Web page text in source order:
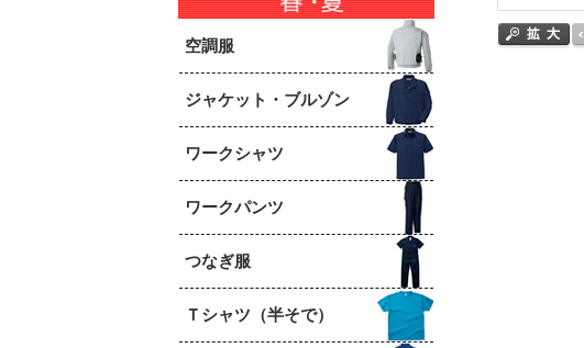
空調服
ジャケット・ブルゾン
ワークシャツ
ワークパンツ
つなぎ服
Ｔシャツ（半そで）